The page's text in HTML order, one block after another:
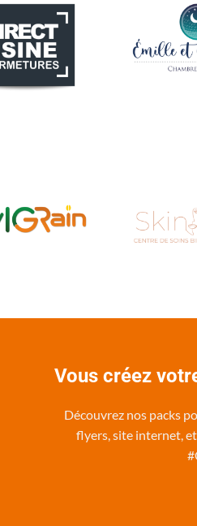
Vous créez
Découvrez nos packs
flyers, site internet,